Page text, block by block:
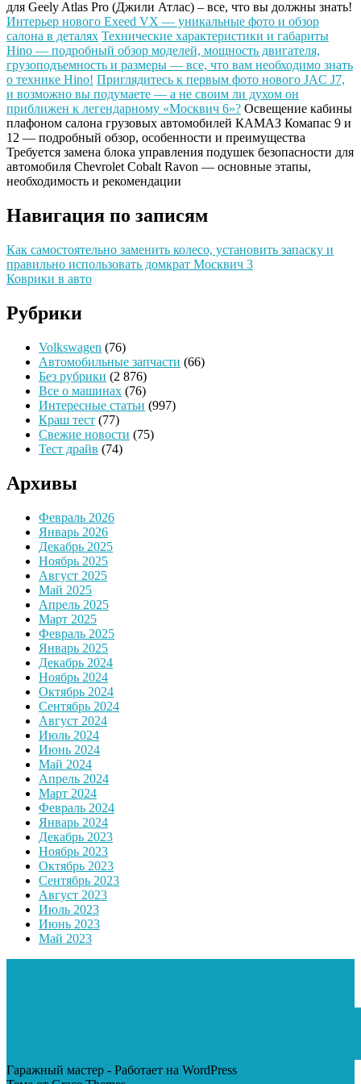
для Geely Atlas Pro (Джили Атлас) – все, что вы должны знать!
Интерьер нового Exeed VX — уникальные фото и обзор
салона в деталях Технические характеристики и габариты
Hino — подробный обзор моделей, мощность двигателя,
грузоподъемность и размеры — все, что вам необходимо знать
о технике Hino! Приглядитесь к первым фото нового JAC J7,
и возможно вы подумаете — а не своим ли духом он
приближен к легендарному «Москвич 6»? Освещение кабины
плафоном салона грузовых автомобилей КАМАЗ Комапас 9 и
12 — подробный обзор, особенности и преимущества
Требуется замена блока управления подушек безопасности для
автомобиля Chevrolet Cobalt Ravon — основные этапы,
необходимость и рекомендации
Навигация по записям
Как самостоятельно заменить колесо, установить запаску и
правильно использовать домкрат Москвич 3
Коврики в авто
Рубрики
Volkswagen (76)
Автомобильные запчасти (66)
Без рубрики (2 876)
Все о машинах (76)
Интересные статьи (997)
Краш тест (77)
Свежие новости (75)
Тест драйв (74)
Архивы
Февраль 2026
Январь 2026
Декабрь 2025
Ноябрь 2025
Август 2025
Май 2025
Апрель 2025
Март 2025
Февраль 2025
Январь 2025
Декабрь 2024
Ноябрь 2024
Октябрь 2024
Сентябрь 2024
Август 2024
Июль 2024
Июнь 2024
Май 2024
Апрель 2024
Март 2024
Февраль 2024
Январь 2024
Декабрь 2023
Ноябрь 2023
Октябрь 2023
Сентябрь 2023
Август 2023
Июль 2023
Июнь 2023
Май 2023
Гаражный мастер - Работает на WordPress